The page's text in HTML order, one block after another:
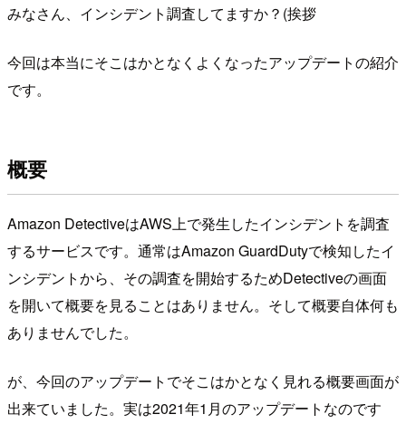
みなさん、インシデント調査してますか？(挨拶
今回は本当にそこはかとなくよくなったアップデートの紹介
です。
概要
Amazon DetectiveはAWS上で発生したインシデントを調査
するサービスです。通常はAmazon GuardDutyで検知したイ
ンシデントから、その調査を開始するためDetectiveの画面
を開いて概要を見ることはありません。そして概要自体何も
ありませんでした。
が、今回のアップデートでそこはかとなく見れる概要画面が
出来ていました。実は2021年1月のアップデートなのです